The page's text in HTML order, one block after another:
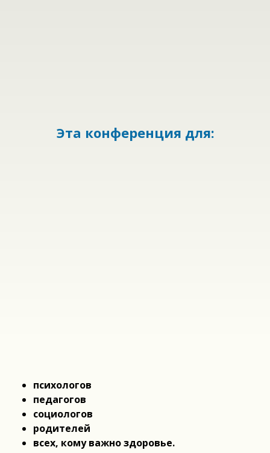
Эта конференция для:
психологов
педагогов
социологов
родителей
всех, кому важно здоровье.